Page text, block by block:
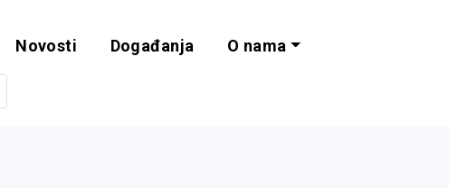
i programe EU
Novosti Događanja O nama